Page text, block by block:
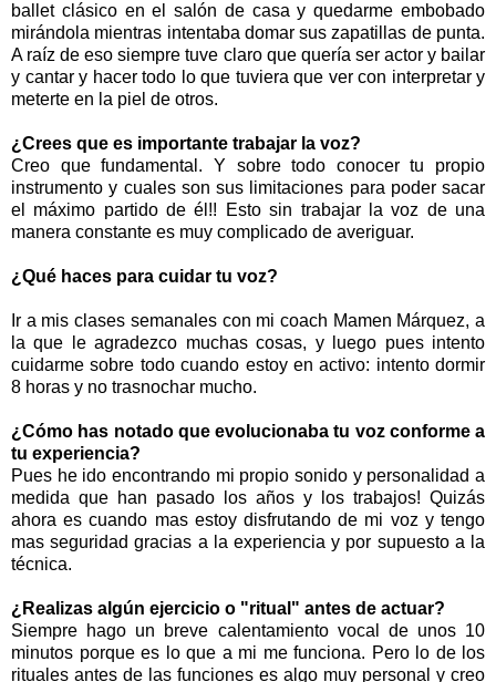
ballet clásico en el salón de casa y quedarme embobado
mirándola mientras intentaba domar sus zapatillas de punta.
A raíz de eso siempre tuve claro que quería ser actor y bailar
y cantar y hacer todo lo que tuviera que ver con interpretar y
meterte en la piel de otros.
¿Crees que es importante trabajar la voz?
Creo que fundamental. Y sobre todo conocer tu propio
instrumento y cuales son sus limitaciones para poder sacar
el máximo partido de él!! Esto sin trabajar la voz de una
manera constante es muy complicado de averiguar.
¿Qué haces para cuidar tu voz?
Ir a mis clases semanales con mi coach Mamen Márquez, a
la que le agradezco muchas cosas, y luego pues intento
cuidarme sobre todo cuando estoy en activo: intento dormir
8 horas y no trasnochar mucho.
¿Cómo has notado que evolucionaba tu voz conforme a
tu experiencia?
Pues he ido encontrando mi propio sonido y personalidad a
medida que han pasado los años y los trabajos! Quizás
ahora es cuando mas estoy disfrutando de mi voz y tengo
mas seguridad gracias a la experiencia y por supuesto a la
técnica.
¿Realizas algún ejercicio o "ritual" antes de actuar?
Siempre hago un breve calentamiento vocal de unos 10
minutos porque es lo que a mi me funciona. Pero lo de los
rituales antes de las funciones es algo muy personal y creo